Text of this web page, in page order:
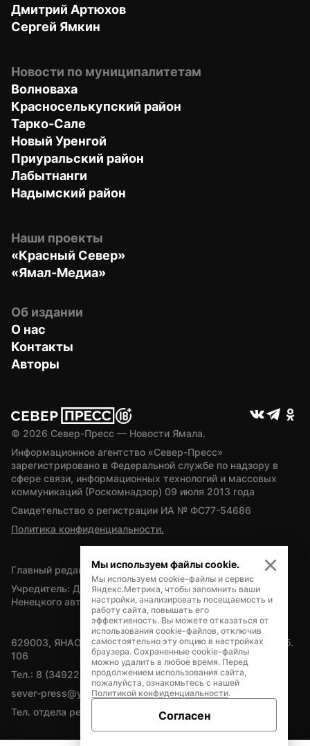
Дмитрий Артюхов
Сергей Ямкин
Новости по муниципалитетам
Волноваха
Красноселькупский район
Тарко-Сале
Новый Уренгой
Приуральский район
Лабытнанги
Надымский район
Наши проекты
«Красный Север»
«Ямал-Медиа»
Об издании
О нас
Контакты
Авторы
© 2026 Север-Пресс — Новости Ямала.
Информационное агентство «Север-Пресс»
зарегистрировано в Федеральной службе по надзору в
сфере связи, информационных технологий и массовых
коммуникаций (Роскомнадзор) 09 июля 2013 года
Свидетельство о регистрации ИА № ФС77-54686
Политика конфиденциальности.
Главный редактор — А.Л. Поздеев
Учредитель: Департамент внутренней политики Ямало-
Ненецкого автономного округа
629003, ЯНАО, Салехард, мкр. Богдана Кнунянца, д.1, каб.
106
Тел.: 8 (34922) 71262
sever-press@yamal-media.ru
Тел. отдела рекламы: 8 (34922) 42728
Мы используем файлы cookie.
Мы используем cookie-файлы и сервис
Яндекс.Метрика, чтобы запомнить ваши
настройки, анализировать посещаемость и
работу сайта, повышать его
эффективность. Вы можете отказаться от
использования cookie-файлов, отключив
самостоятельно эту опцию в настройках
браузера. Сохраненные cookie-файлы
можно удалить в любое время. Перед
продолжением использования сайта,
пожалуйста, ознакомьтесь с нашей
Политикой конфиденциальности.
Согласен